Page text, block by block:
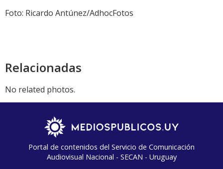
Foto: Ricardo Antúnez/AdhocFotos
Relacionadas
No related photos.
Portal de contenidos del Servicio de Comunicación
Audiovisual Nacional - SECAN - Uruguay